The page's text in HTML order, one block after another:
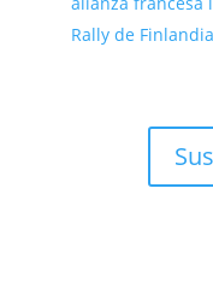
Rally de